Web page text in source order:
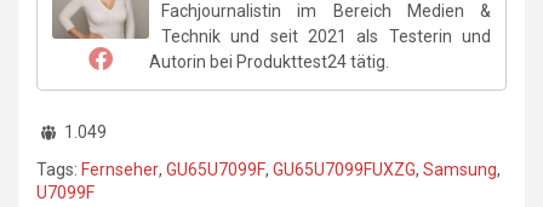
Fachjournalistin im Bereich Medien &
Technik und seit 2021 als Testerin und
Autorin bei Produkttest24 tätig.
1.049
Tags: Fernseher, GU65U7099F, GU65U7099FUXZG, Samsung,
U7099F